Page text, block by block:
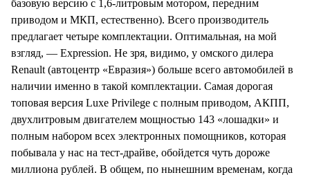
базовую версию с 1,6-литровым мотором, передним
приводом и МКП, естественно). Всего производитель
предлагает четыре комплектации. Оптимальная, на мой
взгляд, — Expression. Не зря, видимо, у омского дилера
Renault (автоцентр «Евразия») больше всего автомобилей в
наличии именно в такой комплектации. Самая дорогая
топовая версия Luxe Privilege с полным приводом, АКПП,
двухлитровым двигателем мощностью 143 «лошадки» и
полным набором всех электронных помощников, которая
побывала у нас на тест-драйве, обойдется чуть дороже
миллиона рублей. В общем, по нынешним временам, когда